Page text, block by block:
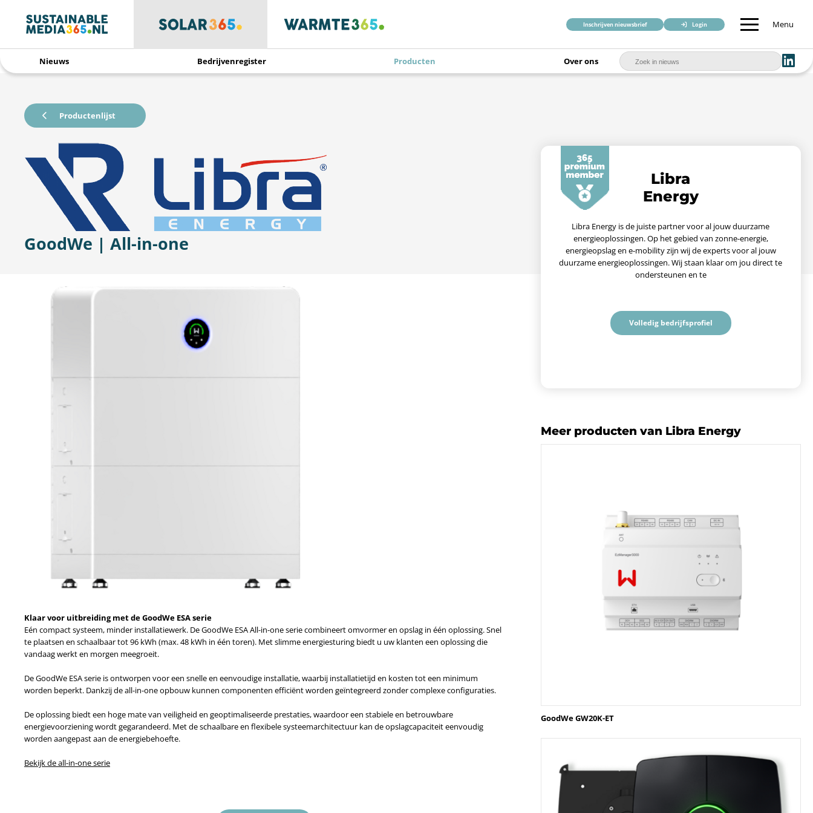
Inschrijven nieuwsbrief Login Menu
Nieuws Bedrijvenregister Producten Over ons
Libra
Energy
Libra Energy is de juiste partner voor al jouw duurzame
energieoplossingen. Op het gebied van zonne-energie,
energieopslag en e-mobility zijn wij de experts voor al jouw
duurzame energieoplossingen. Wij staan klaar om jou direct te
ondersteunen en te
Volledig bedrijfsprofiel
Meer producten van Libra Energy
GoodWe GW20K-ET
Productenlijst
GoodWe | All-in-one
Klaar voor uitbreiding met de GoodWe ESA serie
Eén compact systeem, minder installatiewerk. De GoodWe ESA All-in-one serie combineert omvormer en opslag in één oplossing. Snel
te plaatsen en schaalbaar tot 96 kWh (max. 48 kWh in één toren). Met slimme energiesturing biedt u uw klanten een oplossing die
vandaag werkt en morgen meegroeit.
De GoodWe ESA serie is ontworpen voor een snelle en eenvoudige installatie, waarbij installatietijd en kosten tot een minimum
worden beperkt. Dankzij de all-in-one opbouw kunnen componenten efficiënt worden geïntegreerd zonder complexe configuraties.
De oplossing biedt een hoge mate van veiligheid en geoptimaliseerde prestaties, waardoor een stabiele en betrouwbare
energievoorziening wordt gegarandeerd. Met de schaalbare en flexibele systeemarchitectuur kan de opslagcapaciteit eenvoudig
worden aangepast aan de energiebehoefte.
Bekijk de all-in-one serie